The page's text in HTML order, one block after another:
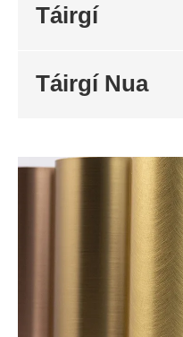
Táirgí
Táirgí Nua